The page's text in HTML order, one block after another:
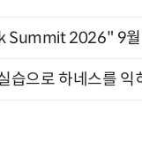
Summit 2026" 9월